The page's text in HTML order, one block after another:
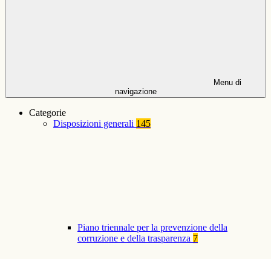
Menu di
navigazione
Categorie
Disposizioni generali 145
Piano triennale per la prevenzione della
corruzione e della trasparenza 7